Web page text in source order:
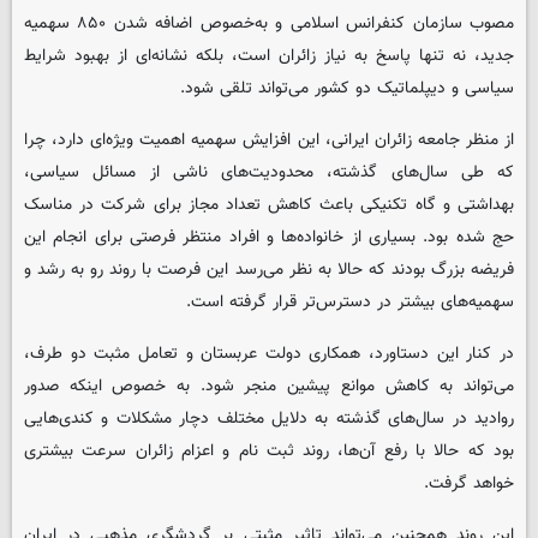
مصوب سازمان کنفرانس اسلامی و به‌خصوص اضافه شدن ۸۵۰ سهمیه
جدید، نه تنها پاسخ به نیاز زائران است، بلکه نشانه‌ای از بهبود شرایط
سیاسی و دیپلماتیک دو کشور می‌تواند تلقی شود.
از منظر جامعه زائران ایرانی، این افزایش سهمیه اهمیت ویژه‌ای دارد، چرا
که طی سال‌های گذشته، محدودیت‌های ناشی از مسائل سیاسی،
بهداشتی و گاه تکنیکی باعث کاهش تعداد مجاز برای شرکت در مناسک
حج شده بود. بسیاری از خانواده‌ها و افراد منتظر فرصتی برای انجام این
فریضه بزرگ بودند که حالا به نظر می‌رسد این فرصت با روند رو به رشد و
سهمیه‌های بیشتر در دسترس‌تر قرار گرفته است.
در کنار این دستاورد، همکاری دولت عربستان و تعامل مثبت دو طرف،
می‌تواند به کاهش موانع پیشین منجر شود. به خصوص اینکه صدور
روادید در سال‌های گذشته به دلایل مختلف دچار مشکلات و کندی‌هایی
بود که حالا با رفع آن‌ها، روند ثبت نام و اعزام زائران سرعت بیشتری
خواهد گرفت.